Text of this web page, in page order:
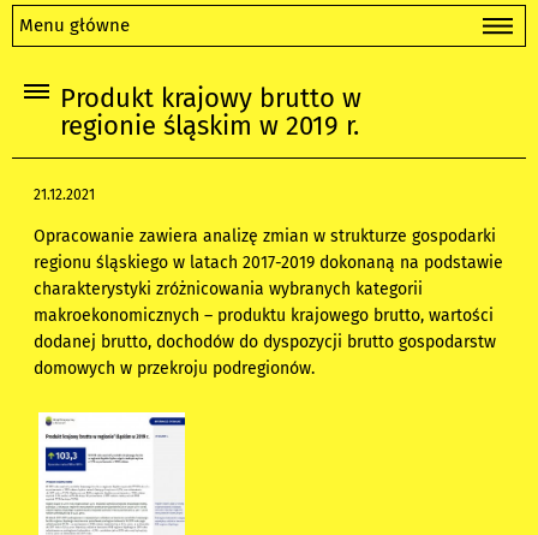
Menu główne
Produkt krajowy brutto w
regionie śląskim w 2019 r.
21.12.2021
Opracowanie zawiera analizę zmian w strukturze gospodarki
regionu śląskiego w latach 2017-2019 dokonaną na podstawie
charakterystyki zróżnicowania wybranych kategorii
makroekonomicznych – produktu krajowego brutto, wartości
dodanej brutto, dochodów do dyspozycji brutto gospodarstw
domowych w przekroju podregionów.